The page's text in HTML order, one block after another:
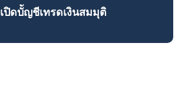
เปิดบััญชีเทรดเงินสมมุติ